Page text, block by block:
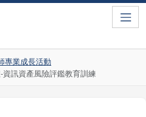
專業成長活動
訊資產風險評鑑教育訓練